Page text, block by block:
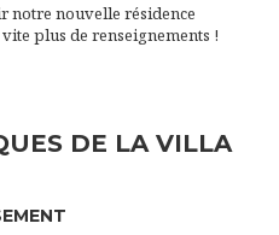
notre nouvelle résidence
plus de renseignements !
DE LA VILLA